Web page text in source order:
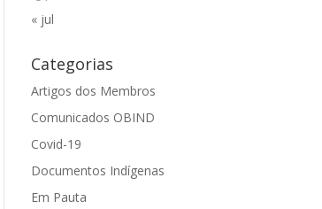
« jul
Categorias
Artigos dos Membros
Comunicados OBIND
Covid-19
Documentos Indígenas
Em Pauta